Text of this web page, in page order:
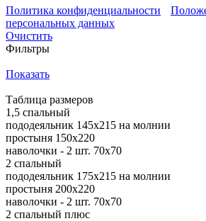
Политика конфиденциальности
персональных данных
Очистить
Фильтры
Показать
Таблица размеров
1,5 спальный
пододеяльник 145х215 на молнии
простыня 150х220
наволочки - 2 шт. 70х70
2 спальный
пододеяльник 175х215 на молнии
простыня 200х220
наволочки - 2 шт. 70х70
2 спальный плюс